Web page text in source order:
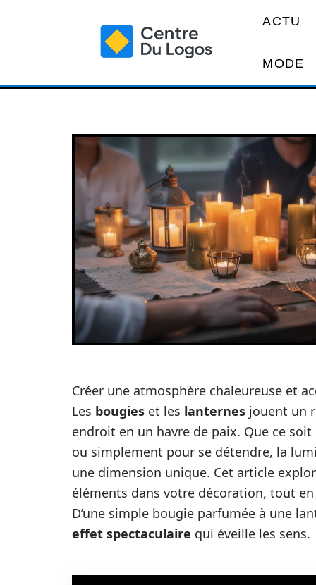
ACTU
MODE
Créer une atmosphère chaleureuse et
Les bougies et les lanternes jouent un
endroit en un havre de paix. Que ce
ou simplement pour se détendre, la
une dimension unique. Cet article
éléments dans votre décoration, tout
D’une simple bougie parfumée à une
effet spectaculaire qui éveille les sens.